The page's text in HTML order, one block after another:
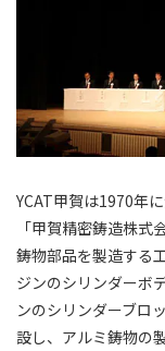
YCAT甲賀は1970年
「甲賀精密鋳造株
鋳物部品を製造する
ジンのシリンダーボ
ンのシリンダーブロ
設し、アルミ鋳物の